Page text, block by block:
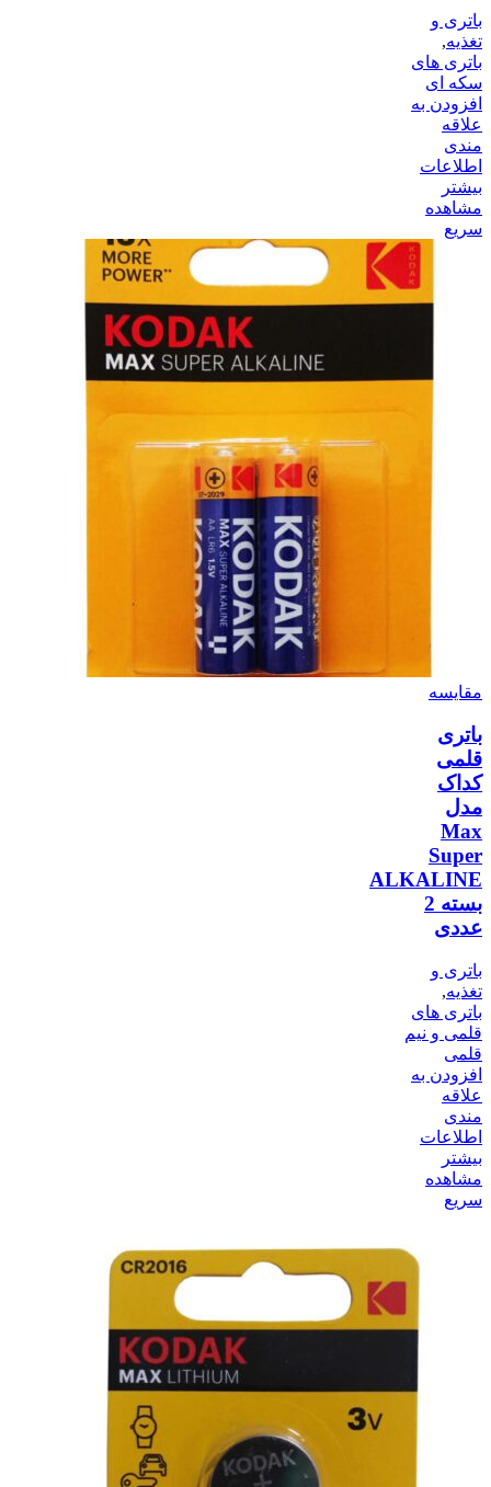
باتری و
تغذیه,
باتری های
سکه ای
افزودن به
علاقه
مندی
اطلاعات
بیشتر
مشاهده
سریع
مقایسه
باتری
قلمی
کداک
مدل
Max
Super
ALKALINE
بسته 2
عددی
باتری و
تغذیه,
باتری های
قلمی و نیم
قلمی
افزودن به
علاقه
مندی
اطلاعات
بیشتر
مشاهده
سریع